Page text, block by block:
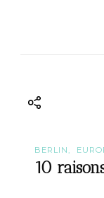
BERLIN
10